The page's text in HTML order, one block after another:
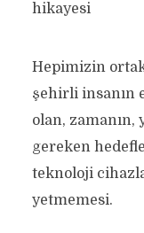
Hepimizin
şehirli insanın
olan, zamanın,
gereken
teknoloji
yetmemesi.